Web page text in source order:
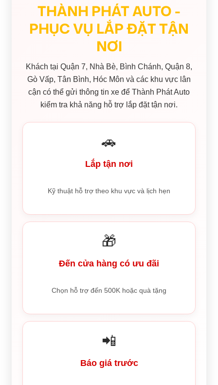
THÀNH PHÁT AUTO -
PHỤC VỤ LẮP ĐẶT TẬN
NƠI
Khách tại Quận 7, Nhà Bè, Bình Chánh, Quận 8,
Gò Vấp, Tân Bình, Hóc Môn và các khu vực lân
cận có thể gửi thông tin xe để Thành Phát Auto
kiểm tra khả năng hỗ trợ lắp đặt tận nơi.
🚗
Lắp tận nơi
Kỹ thuật hỗ trợ theo khu vực và lịch hẹn
🎁
Đến cửa hàng có ưu đãi
Chọn hỗ trợ đến 500K hoặc quà tặng
📲
Báo giá trước